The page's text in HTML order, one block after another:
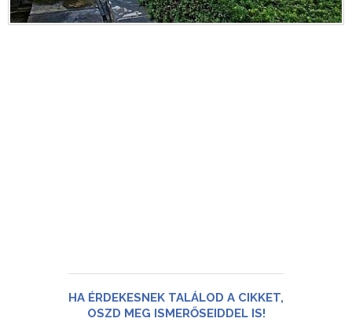
HA ÉRDEKESNEK TALÁLOD A CIKKET,
OSZD MEG ISMERŐSEIDDEL IS!